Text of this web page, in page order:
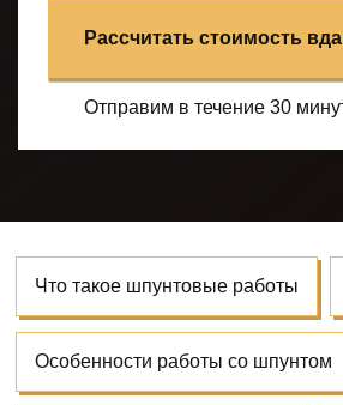
Рассчитать стоимость
Отправим в течение 30
Что такое шпунтовые работы
Особенности работы со шпунтом